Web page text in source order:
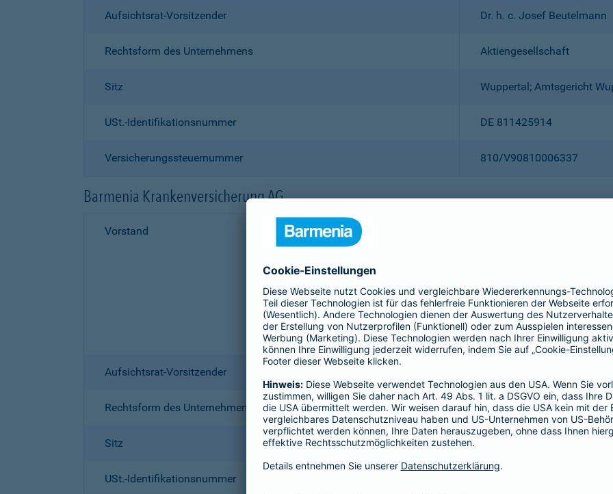
Aufsichtsrat-Vorsitzender Dr. h. c. Josef Beutelmann
Rechtsform des Unternehmens Aktiengesellschaft
Sitz Wuppertal; Amtsgericht
USt.-Identifikationsnummer DE 811425914
Versicherungssteuernummer 810/V90810006337
Barmenia Krankenversicherung AG
Vorstand
Dr. Andreas Eurich
Frank Lamsfuß
Oliver Schoeller
Alina vom Bruck
Aufsichtsrat-Vorsitzender
Rechtsform des Unternehmens Aktiengesellschaft
Sitz
USt.-Identifikationsnummer